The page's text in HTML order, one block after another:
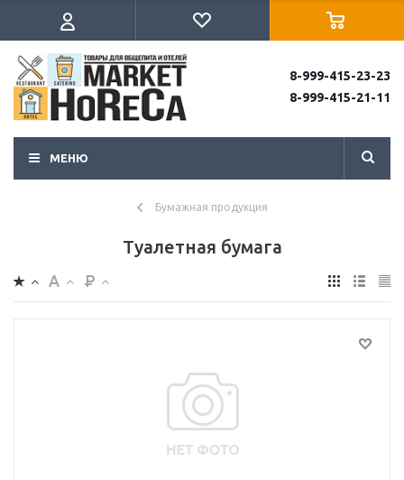
8-999-415-23-23
8-999-415-21-11
МЕНЮ
Бумажная продукция
Туалетная бумага